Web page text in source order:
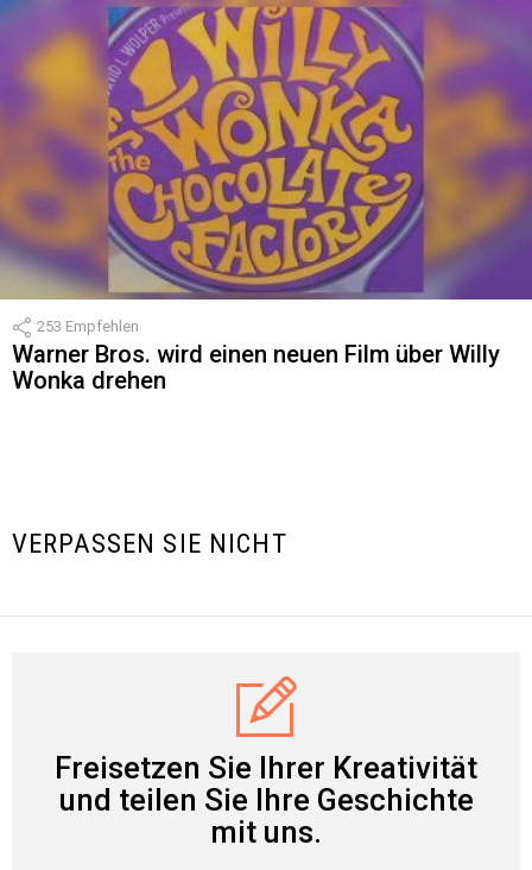
253 Empfehlen
Warner Bros. wird einen neuen Film über Willy
Wonka drehen
VERPASSEN SIE NICHT
Freisetzen Sie Ihrer Kreativität
und teilen Sie Ihre Geschichte
mit uns.